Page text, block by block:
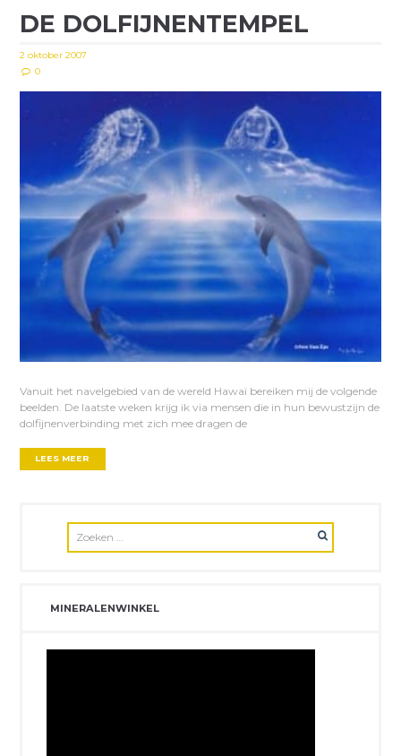
DE DOLFIJNENTEMPEL
2 oktober 2007
0
Vanuit het navelgebied van de wereld Hawaï bereiken mij de volgende
beelden. De laatste weken krijg ik via mensen die in hun bewustzijn de
dolfijnenverbinding met zich mee dragen de
LEES MEER
MINERALENWINKEL